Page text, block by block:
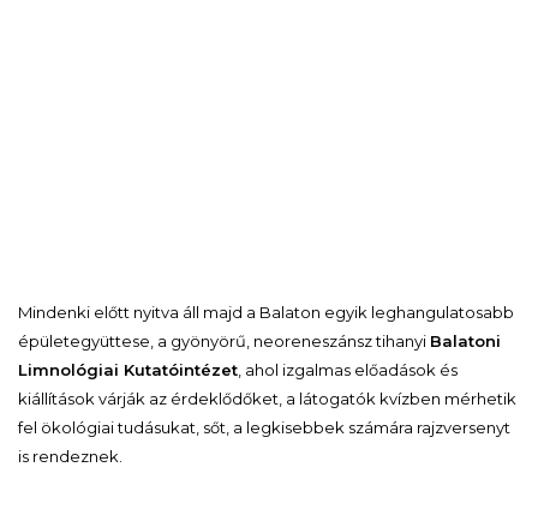
Mindenki előtt nyitva áll majd a Balaton egyik leghangulatosabb
épületegyüttese, a gyönyörű, neoreneszánsz tihanyi Balatoni
Limnológiai Kutatóintézet , ahol izgalmas előadások és
kiállítások várják az érdeklődőket, a látogatók kvízben mérhetik
fel ökológiai tudásukat, sőt, a legkisebbek számára rajzversenyt
is rendeznek.